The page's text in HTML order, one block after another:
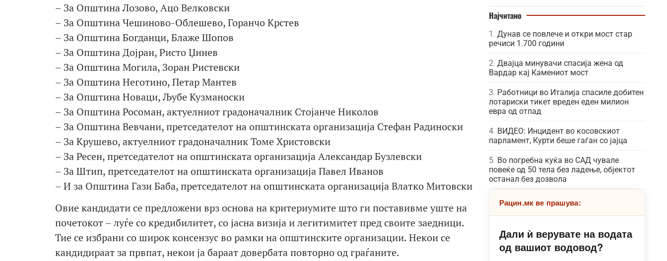
– За Општина Лозово, Ацо Велковски
– За Општина Чешиново-Облешево, Горанчо Крстев
– За Општина Богданци, Блаже Шопов
– За Општина Дојран, Ристо Џинев
– За Општина Могила, Зоран Ристевски
– За Општина Неготино, Петар Мантев
– За Општина Новаци, Љубе Кузманоски
– За Општина Росоман, актуелниот градоначалник Стојанче Николов
– За Општина Вевчани, претседателот на општинската организација Стефан Радиноски
– За Крушево, актуелниот градоначалник Томе Христовски
– За Ресен, претседателот на општинската организација Александар Бузлевски
– За Штип, претседателот на општинската организација Павел Иванов
– И за Општина Гази Баба, претседателот на општинската организација Влатко Митовски
Овие кандидати се предложени врз основа на критериумите што ги поставивме уште на
почетокот – луѓе со кредибилитет, со јасна визија и легитимитет пред своите заедници.
Тие се избрани со широк консензус во рамки на општинските организации. Некои се
кандидираат за првпат, некои ја бараат довербата повторно од граѓаните.
Најчитано
Дунав се повлече и откри мост стар
речиси 1.700 години
Двајца минувачи спасија жена од
Вардар кај Камениот мост
Работници во Италија спасиле добитен
лотариски тикет вреден еден милион
евра од отпад
ВИДЕО: Инцидент во косовскиот
парламент, Курти беше гаѓан со јајца
Во погребна куќа во САД чувале
повеќе од 50 тела без ладење, објектот
останал без дозвола
Рацин.мк ве прашува:
Дали ѝ верувате на водата
од вашиот водовод?